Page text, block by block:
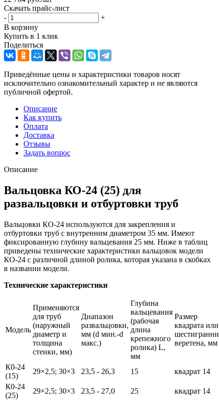
Скачать прайс-лист
-
+
В корзину
Купить в 1 клик
Поделиться
Приведённые цены и характеристики товаров носят
исключительно ознакомительный характер и не являются
публичной офертой.
Описание
Как купить
Оплата
Доставка
Отзывы
Задать вопрос
Описание
Вальцовка КО-24 (25) для
развальцовки и отбуртовки труб
Вальцовки КО-24 используются для закрепления и
отбуртовки труб с внутренним диаметром 35 мм. Имеют
фиксированную глубину вальцевания 25 мм. Ниже в таблиц
приведены технические характеристики вальцовок модели
КО-24 с различной длиной ролика, которая указана в скобках
в названии модели.
Технические характеристики
Модель
Применяются
для труб
(наружный
диаметр и
толщина
стенки, мм)
Диапазон
развальцовки,
мм (d мин.-d
макс.)
Глубина
вальцевания
(рабочая
длина
крепежного
ролика) L,
мм
Размер
квадрата или
веретена, мм
К0-24
(15)
29×2,5; 30×3 23,5 - 26,3 15
квадрат 14
К0-24
(25)
29×2,5; 30×3 23,5 - 27,0 25
квадрат 14